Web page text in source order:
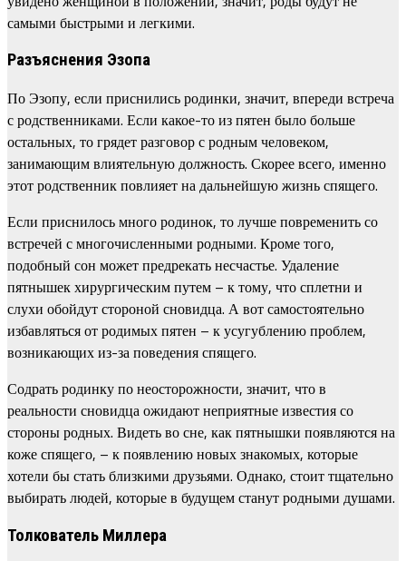
самыми быстрыми и легкими.
Разъяснения Эзопа
По Эзопу, если приснились родинки, значит, впереди встреча
с родственниками. Если какое-то из пятен было больше
остальных, то грядет разговор с родным человеком,
занимающим влиятельную должность. Скорее всего, именно
этот родственник повлияет на дальнейшую жизнь спящего.
Если приснилось много родинок, то лучше повременить со
встречей с многочисленными родными. Кроме того,
подобный сон может предрекать несчастье. Удаление
пятнышек хирургическим путем – к тому, что сплетни и
слухи обойдут стороной сновидца. А вот самостоятельно
избавляться от родимых пятен – к усугублению проблем,
возникающих из-за поведения спящего.
Содрать родинку по неосторожности, значит, что в
реальности сновидца ожидают неприятные известия со
стороны родных. Видеть во сне, как пятнышки появляются на
коже спящего, – к появлению новых знакомых, которые
хотели бы стать близкими друзьями. Однако, стоит тщательно
выбирать людей, которые в будущем станут родными душами.
Толкователь Миллера